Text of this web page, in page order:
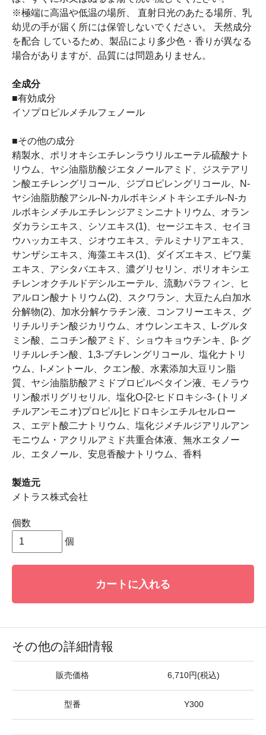
※極端に高温や低温の場所、 直射日光のあたる場所、乳
幼児の手が届く所には保管しないでください。 天然成分
を配合 しているため、製品により多少色・香りが異なる
場合がありますが、品質には問題ありません。
全成分
■有効成分
イソプロピルメチルフェノール
■その他の成分
精製水、ポリオキシエチレンラウリルエーテル硫酸ナト
リウム、ヤシ油脂肪酸ジエタノールアミド、ジステアリ
ン酸エチレングリコール、ジプロピレングリコール、N-
ヤシ油脂肪酸アシル-N-カルボキシメトキシエチル-N-カ
ルボキシメチルエチレンジアミンニナトリウム、オラン
ダカラシエキス、シソエキス(1)、セージエキス、セイヨ
ウハッカエキス、ジオウエキス、テルミナリアエキス、
サンザシエキス、海藻エキス(1)、ダイズエキス、ビワ葉
エキス、アシタバエキス、濃グリセリン、ポリオキシエ
チレンオクチルドデシルエーテル、流動パラフィン、ヒ
アルロン酸ナトリウム(2)、スクワラン、大豆たん白加水
分解物(2)、加水分解ケラチン液、コンフリーエキス、グ
リチルリチン酸ジカリウム、オウレンエキス、L-グルタ
ミン酸、ニコチン酸アミド、ショウキョウチンキ、β- グ
リチルレチン酸、1,3-ブチレングリコール、塩化ナトリ
ウム、l-メントール、クエン酸、水素添加大豆リン脂
質、ヤシ油脂肪酸アミドプロピルベタイン液、モノラウ
リン酸ポリグリセリル、塩化O-[2-ヒドロキシ-3- (トリメ
チルアンモニオ)プロピル]ヒドロキシエチルセルロー
ス、エデト酸二ナトリウム、塩化ジメチルジアリルアン
モニウム・アクリルアミド共重合体液、無水エタノー
ル、エタノール、安息香酸ナトリウム、香料
製造元
メトラス株式会社
個数
個
カートに入れる
その他の詳細情報
販売価格 6,710円(税込)
型番 Y300